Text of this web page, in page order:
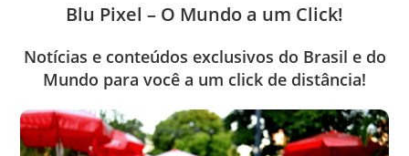
Blu Pixel – O Mundo a um Click!
Notícias e conteúdos exclusivos do Brasil e do
Mundo para você a um click de distância!